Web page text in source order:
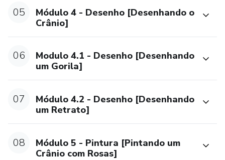
05
Módulo 4 - Desenho [Desenhando o
Crânio]
06
Modulo 4.1 - Desenho [Desenhando
um Gorila]
07
Módulo 4.2 - Desenho [Desenhando
um Retrato]
08
Módulo 5 - Pintura [Pintando um
Crânio com Rosas]